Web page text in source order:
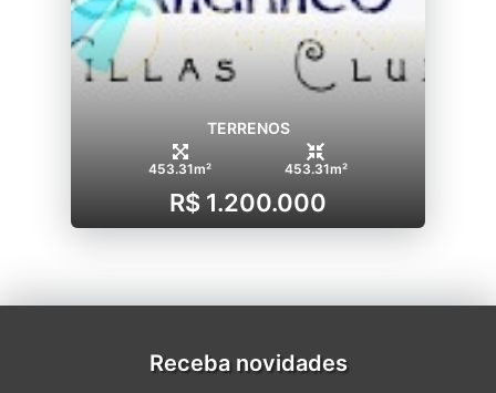
TERRENOS
453.31m² 453.31m²
R$ 1.200.000
Receba novidades